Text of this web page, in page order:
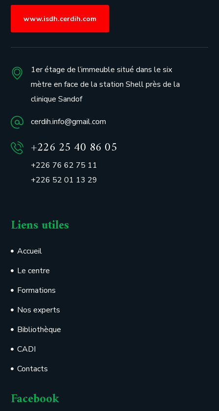
www.isdh.cerdih.com
1er étage de l’immeuble situé dans le six
mètre en face de la station Shell près de la
clinique Sandof
cerdih.info@gmail.com
+226 25 40 86 05
+226 76 62 75 11
+226 52 01 13 29
Liens utiles
Accueil
Le centre
Formations
Nos experts
Bibliothèque
CADI
Contacts
Facebook